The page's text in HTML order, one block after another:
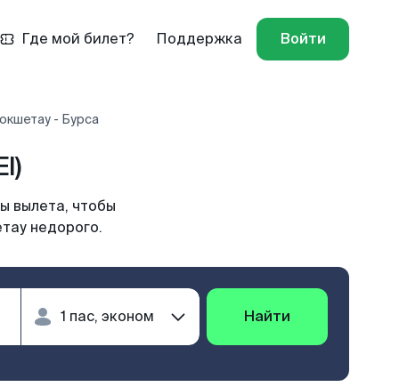
Где мой билет? Поддержка Войти
- Бурса
вылета, чтобы
недорого.
Найти